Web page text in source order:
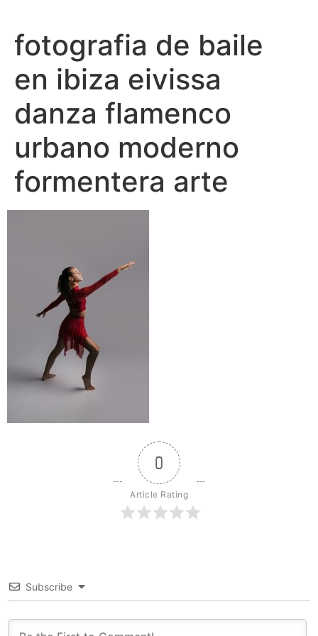
contenido
fotografia de baile
en ibiza eivissa
danza flamenco
urbano moderno
formentera arte
0
Article Rating
Subscribe